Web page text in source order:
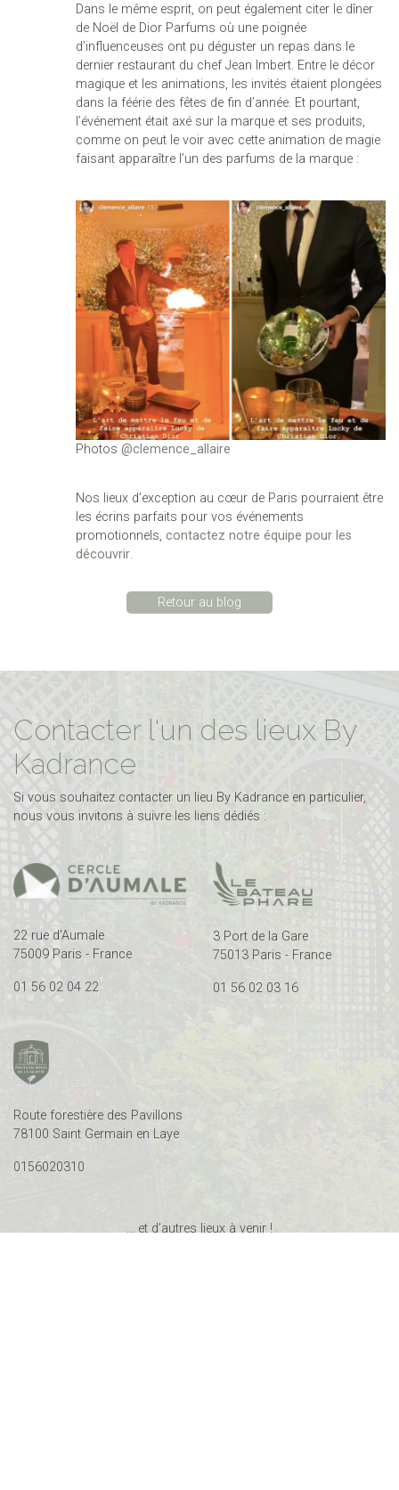
Dans le même esprit, on peut également citer le dîner
de Noël de Dior Parfums où une poignée
d’influenceuses ont pu déguster un repas dans le
dernier restaurant du chef Jean Imbert. Entre le décor
magique et les animations, les invités étaient plongées
dans la féérie des fêtes de fin d’année. Et pourtant,
l’événement était axé sur la marque et ses produits,
comme on peut le voir avec cette animation de magie
faisant apparaître l’un des parfums de la marque :
Photos @clemence_allaire
Nos lieux d’exception au cœur de Paris pourraient être
les écrins parfaits pour vos événements
promotionnels, contactez notre équipe pour les
découvrir.
Retour au blog
Contacter l'un des lieux By
Kadrance
Si vous souhaitez contacter un lieu By Kadrance en particulier,
nous vous invitons à suivre les liens dédiés :
22 rue d'Aumale
75009 Paris - France
01 56 02 04 22
3 Port de la Gare
75013 Paris - France
01 56 02 03 16
Route forestière des Pavillons
78100 Saint Germain en Laye
0156020310
... et d’autres lieux à venir !